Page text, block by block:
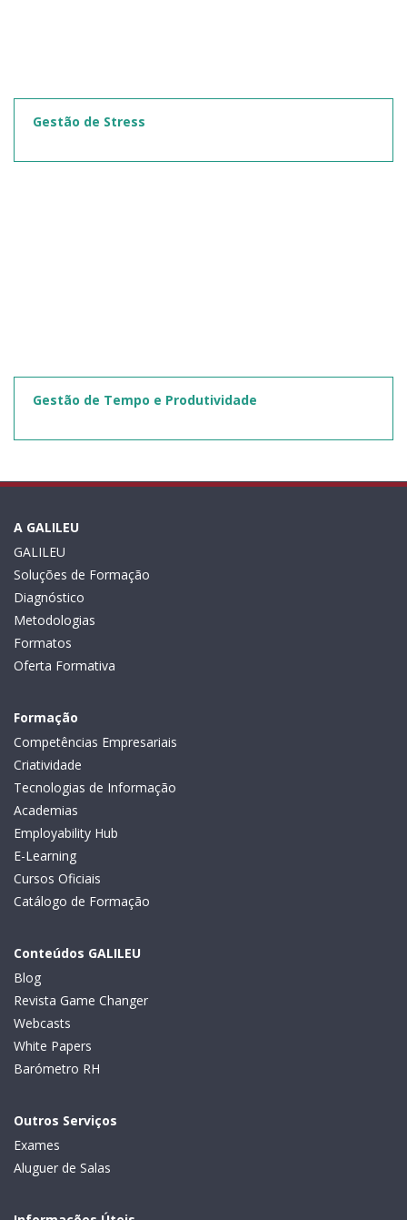
Gestão de Stress
Gestão de Tempo e Produtividade
A GALILEU
GALILEU
Soluções de Formação
Diagnóstico
Metodologias
Formatos
Oferta Formativa
Formação
Competências Empresariais
Criatividade
Tecnologias de Informação
Academias
Employability Hub
E-Learning
Cursos Oficiais
Catálogo de Formação
Conteúdos GALILEU
Blog
Revista Game Changer
Webcasts
White Papers
Barómetro RH
Outros Serviços
Exames
Aluguer de Salas